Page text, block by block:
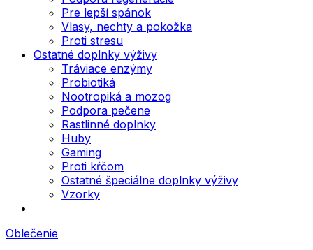
Pre lepší spánok
Vlasy, nechty a pokožka
Proti stresu
Ostatné doplnky výživy
Tráviace enzýmy
Probiotiká
Nootropiká a mozog
Podpora pečene
Rastlinné doplnky
Huby
Gaming
Proti kŕčom
Ostatné špeciálne doplnky výživy
Vzorky
Oblečenie